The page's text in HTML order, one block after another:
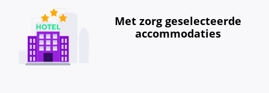
Met zorg geselecteerde
accommodaties